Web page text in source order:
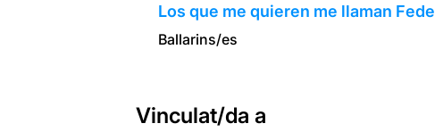
Los que me quieren me llaman Fede
Ballarins/es
Vinculat/da a